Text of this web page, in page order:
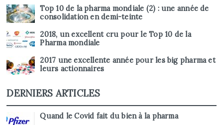
Top 10 de la pharma mondiale (2) : une année de
consolidation en demi-teinte
2018, un excellent cru pour le Top 10 de la
Pharma mondiale
2017 une excellente année pour les big pharma et
leurs actionnaires
DERNIERS ARTICLES
Quand le Covid fait du bien à la pharma